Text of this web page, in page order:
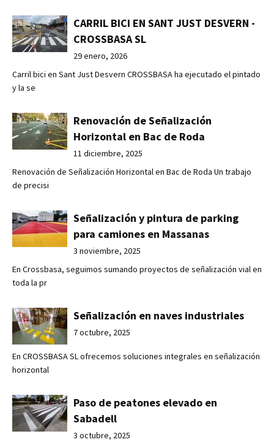
CARRIL BICI EN SANT JUST DESVERN -
CROSSBASA SL
29 enero, 2026
Carril bici en Sant Just Desvern CROSSBASA ha ejecutado el pintado
y la se
Renovación de Señalización
Horizontal en Bac de Roda
11 diciembre, 2025
Renovación de Señalización Horizontal en Bac de Roda Un trabajo
de precisi
Señalización y pintura de parking
para camiones en Massanas
3 noviembre, 2025
En Crossbasa, seguimos sumando proyectos de señalización vial en
toda la pr
Señalización en naves industriales
7 octubre, 2025
En CROSSBASA SL ofrecemos soluciones integrales en señalización
horizontal
Paso de peatones elevado en
Sabadell
3 octubre, 2025